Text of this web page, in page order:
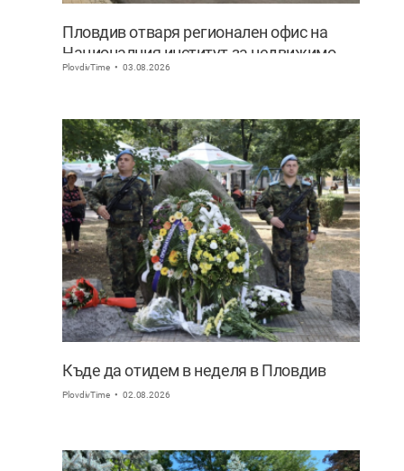
Пловдив отваря регионален офис на
Националния институт за недвижимо
културно наследство
PlovdivTime 03.08.2026
Къде да отидем в неделя в Пловдив
PlovdivTime 02.08.2026